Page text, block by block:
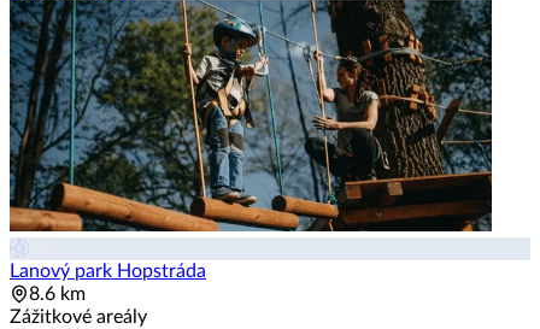
Lanový park Hopstráda
8.6 km
Zážitkové areály